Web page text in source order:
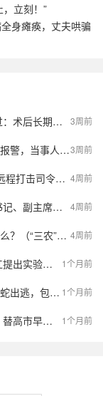
立刻！”
身瘫痪，丈夫哄骗
3周前
最终遗憾离世
3周前
：这是“臭屁醋”
4周前
第21轮对俄制裁达成一致
4周前
审查和监察调查
4周前
看这4项指标①）
1个月前
消大学英语
1个月前
被蛇咬伤正在抢救……
1个月前
最后通牒”？